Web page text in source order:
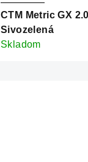
CTM Metric GX
Sivozelená
Skladom